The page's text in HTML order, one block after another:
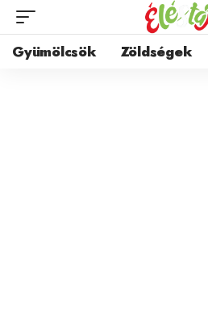
Gyümölcsök Zöldségek